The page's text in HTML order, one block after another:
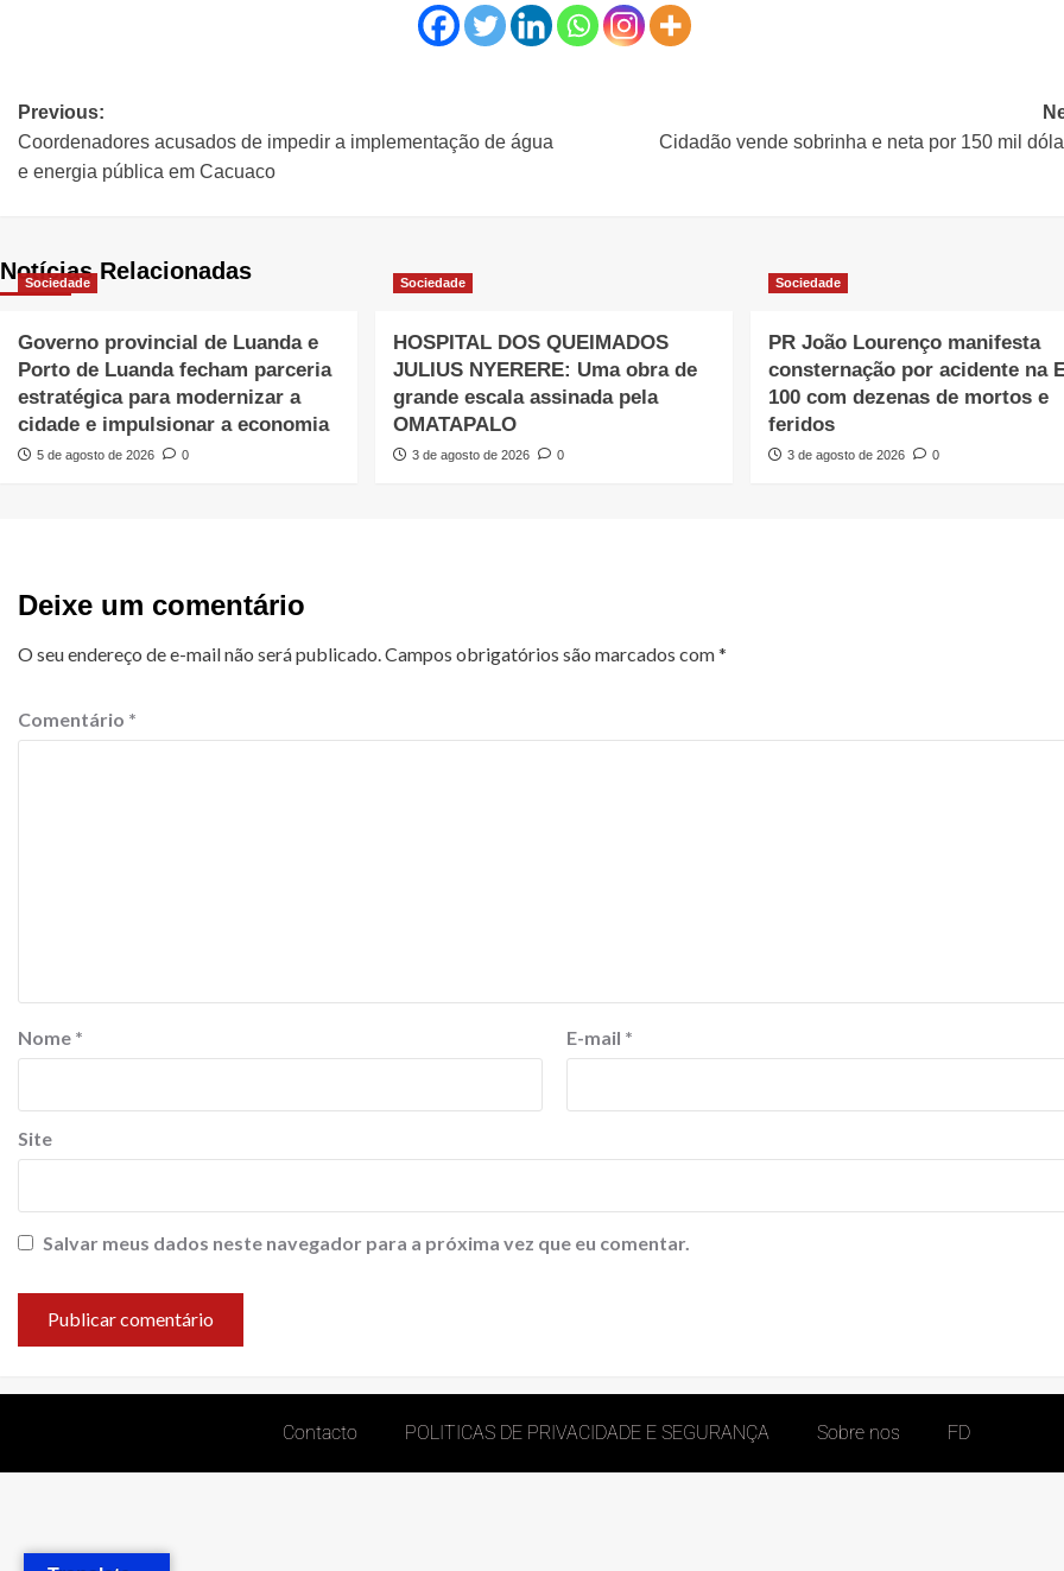
Previous:
Coordenadores acusados de impedir a implementação de água
e energia pública em Cacuaco
Cidadão vende sobrinha e neta por 150 mil
Notícias Relacionadas
Sociedade
Governo provincial de Luanda e
Porto de Luanda fecham parceria
estratégica para modernizar a
cidade e impulsionar a economia
5 de agosto de 2026 0
Sociedade
HOSPITAL DOS QUEIMADOS
JULIUS NYERERE: Uma obra de
grande escala assinada pela
OMATAPALO
3 de agosto de 2026 0
Sociedade
PR João Lourenço manifesta
consternação por acidente na
100 com dezenas de mortos e
feridos
3 de agosto de 2026 0
Deixe um comentário
O seu endereço de e-mail não será publicado.Campos obrigatórios são marcados com*
Comentário *
Nome * E-mail *
Site
Salvar meus dados neste navegador para a próxima vez que eu comentar.
Contacto POLITICAS DE PRIVACIDADE E SEGURANÇA Sobre nos FD